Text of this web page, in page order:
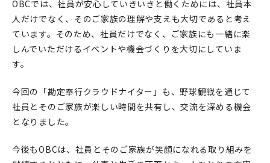
OBCでは、社員が安心していきいきと働くためには、社員本
人だけでなく、そのご家族の理解や支えも大切であると考え
ています。そのため、社員だけでなく、ご家族にも一緒に楽
しんでいただけるイベントや機会づくりを大切にしていま
す。
今回の「勘定奉行クラウドナイター」も、野球観戦を通じて
社員とそのご家族が楽しい時間を共有し、交流を深める機会
となりました。
今後もOBCは、社員とそのご家族が笑顔になれる取り組みを